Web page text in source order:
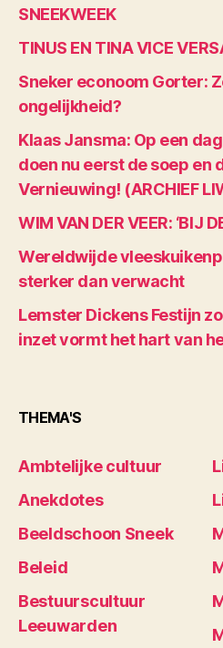
SNEEKWEEK
TINUS EN TINA VICE
Sneker econoom Gorter:
ongelijkheid?
Klaas Jansma: Op een
doen nu eerst de soep en
Vernieuwing! (ARCHIEF
WIM VAN DER VEER: ‘BIJ
Wereldwijde
sterker dan verwacht
Lemster Dickens Festijn
inzet vormt het hart van
THEMA'S
Ambtelijke cultuur
Anekdotes
Beeldschoon Sneek
Beleid
Bestuurscultuur
Leeuwarden